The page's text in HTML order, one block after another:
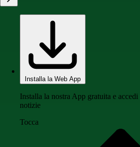
Installa la Web App
Installa la nostra App gratuita e
notizie
Tocca